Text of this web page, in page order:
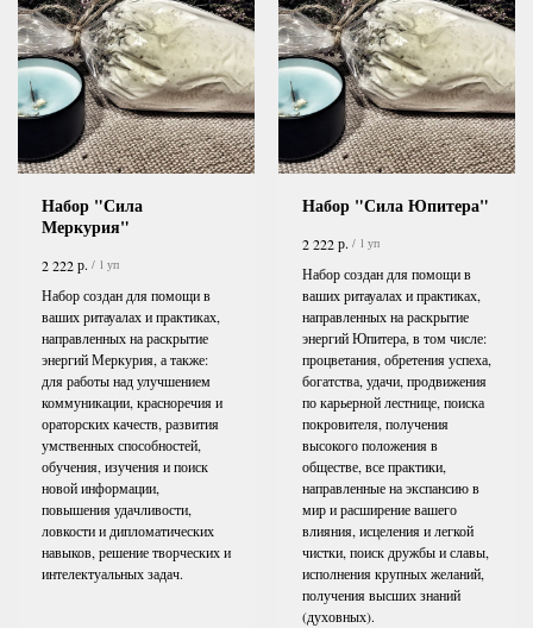
Набор "Сила
Меркурия"
2 222р. / 1 уп
Набор создан для помощи в
ваших ритауалах и практиках,
направленных на раскрытие
энергий Меркурия, а также:
для работы над улучшением
коммуникации, красноречия и
ораторских качеств, развития
умственных способностей,
обучения, изучения и поиск
новой информации,
повышения удачливости,
ловкости и дипломатических
навыков, решение творческих и
интелектуальных задач.
Набор "Сила Юпитера"
2 222р. / 1 уп
Набор создан для помощи в
ваших ритауалах и практиках,
направленных на раскрытие
энергий Юпитера, в том числе:
процветания, обретения успеха,
богатства, удачи, продвижения
по карьерной лестнице, поиска
покровителя, получения
высокого положения в
обществе, все практики,
направленные на экспансию в
мир и расширение вашего
влияния, исцеления и легкой
чистки, поиск дружбы и славы,
исполнения крупных желаний,
получения высших знаний
(духовных).